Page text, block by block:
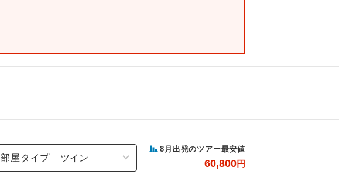
部屋タイプ
8 月出発のツアー最安値
60,800円